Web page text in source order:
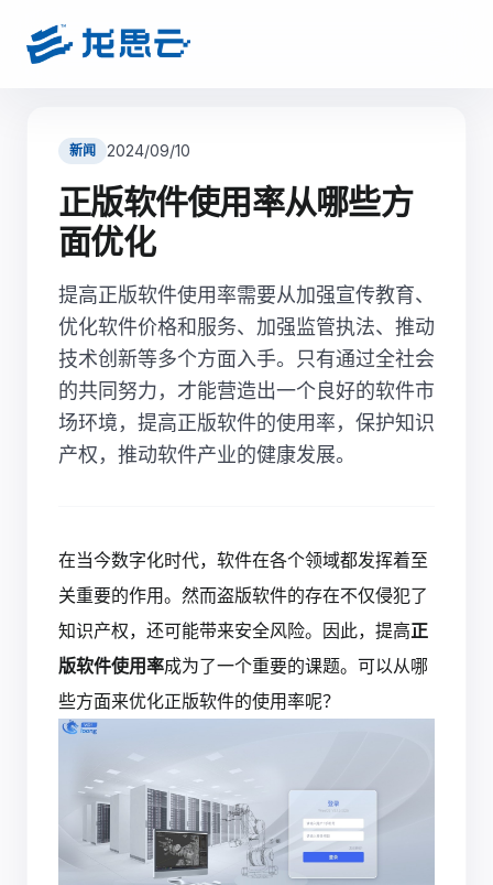
新闻 2024/09/10
正版软件使用率从哪些方
面优化
提高正版软件使用率需要从加强宣传教育、
优化软件价格和服务、加强监管执法、推动
技术创新等多个方面入手。只有通过全社会
的共同努力，才能营造出一个良好的软件市
场环境，提高正版软件的使用率，保护知识
产权，推动软件产业的健康发展。
在当今数字化时代，软件在各个领域都发挥着至
关重要的作用。然而盗版软件的存在不仅侵犯了
知识产权，还可能带来安全风险。因此，提高正
版软件使用率成为了一个重要的课题。可以从哪
些方面来优化正版软件的使用率呢？